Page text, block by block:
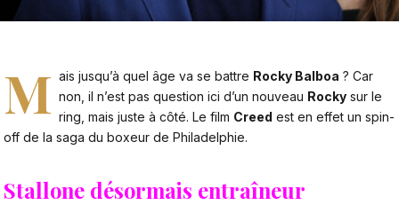
M ais jusqu’à quel âge va se battre Rocky Balboa ? Car
non, il n’est pas question ici d’un nouveau Rocky sur le
ring, mais juste à côté. Le film Creed est en effet un spin-
off de la saga du boxeur de Philadelphie.
Stallone désormais entraîneur